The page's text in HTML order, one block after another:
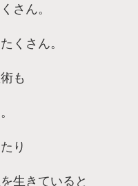
さん。
くさん。
も
り
生きていると